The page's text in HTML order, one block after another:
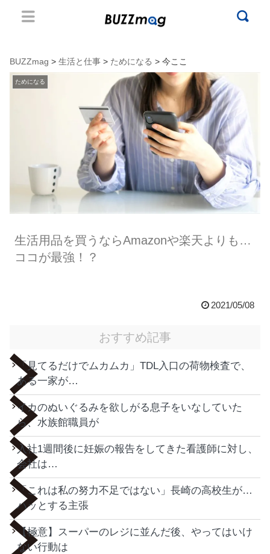
BUZZmag > 生活と仕事 > ためになる > 今ここ
ためになる
生活用品を買うならAmazonや楽天よりも…
ココが最強！？
2021/05/08
おすすめ記事
「見てるだけでムカムカ」TDL入口の荷物検査で、
ある一家が…
イカのぬいぐるみを欲しがる息子をいなしていた
ら、水族館職員が
入社1週間後に妊娠の報告をしてきた看護師に対し、
会社は…
「これは私の努力不足ではない」長崎の高校生が…
ハッとする主張
【極意】スーパーのレジに並んだ後、やってはいけ
ない行動は